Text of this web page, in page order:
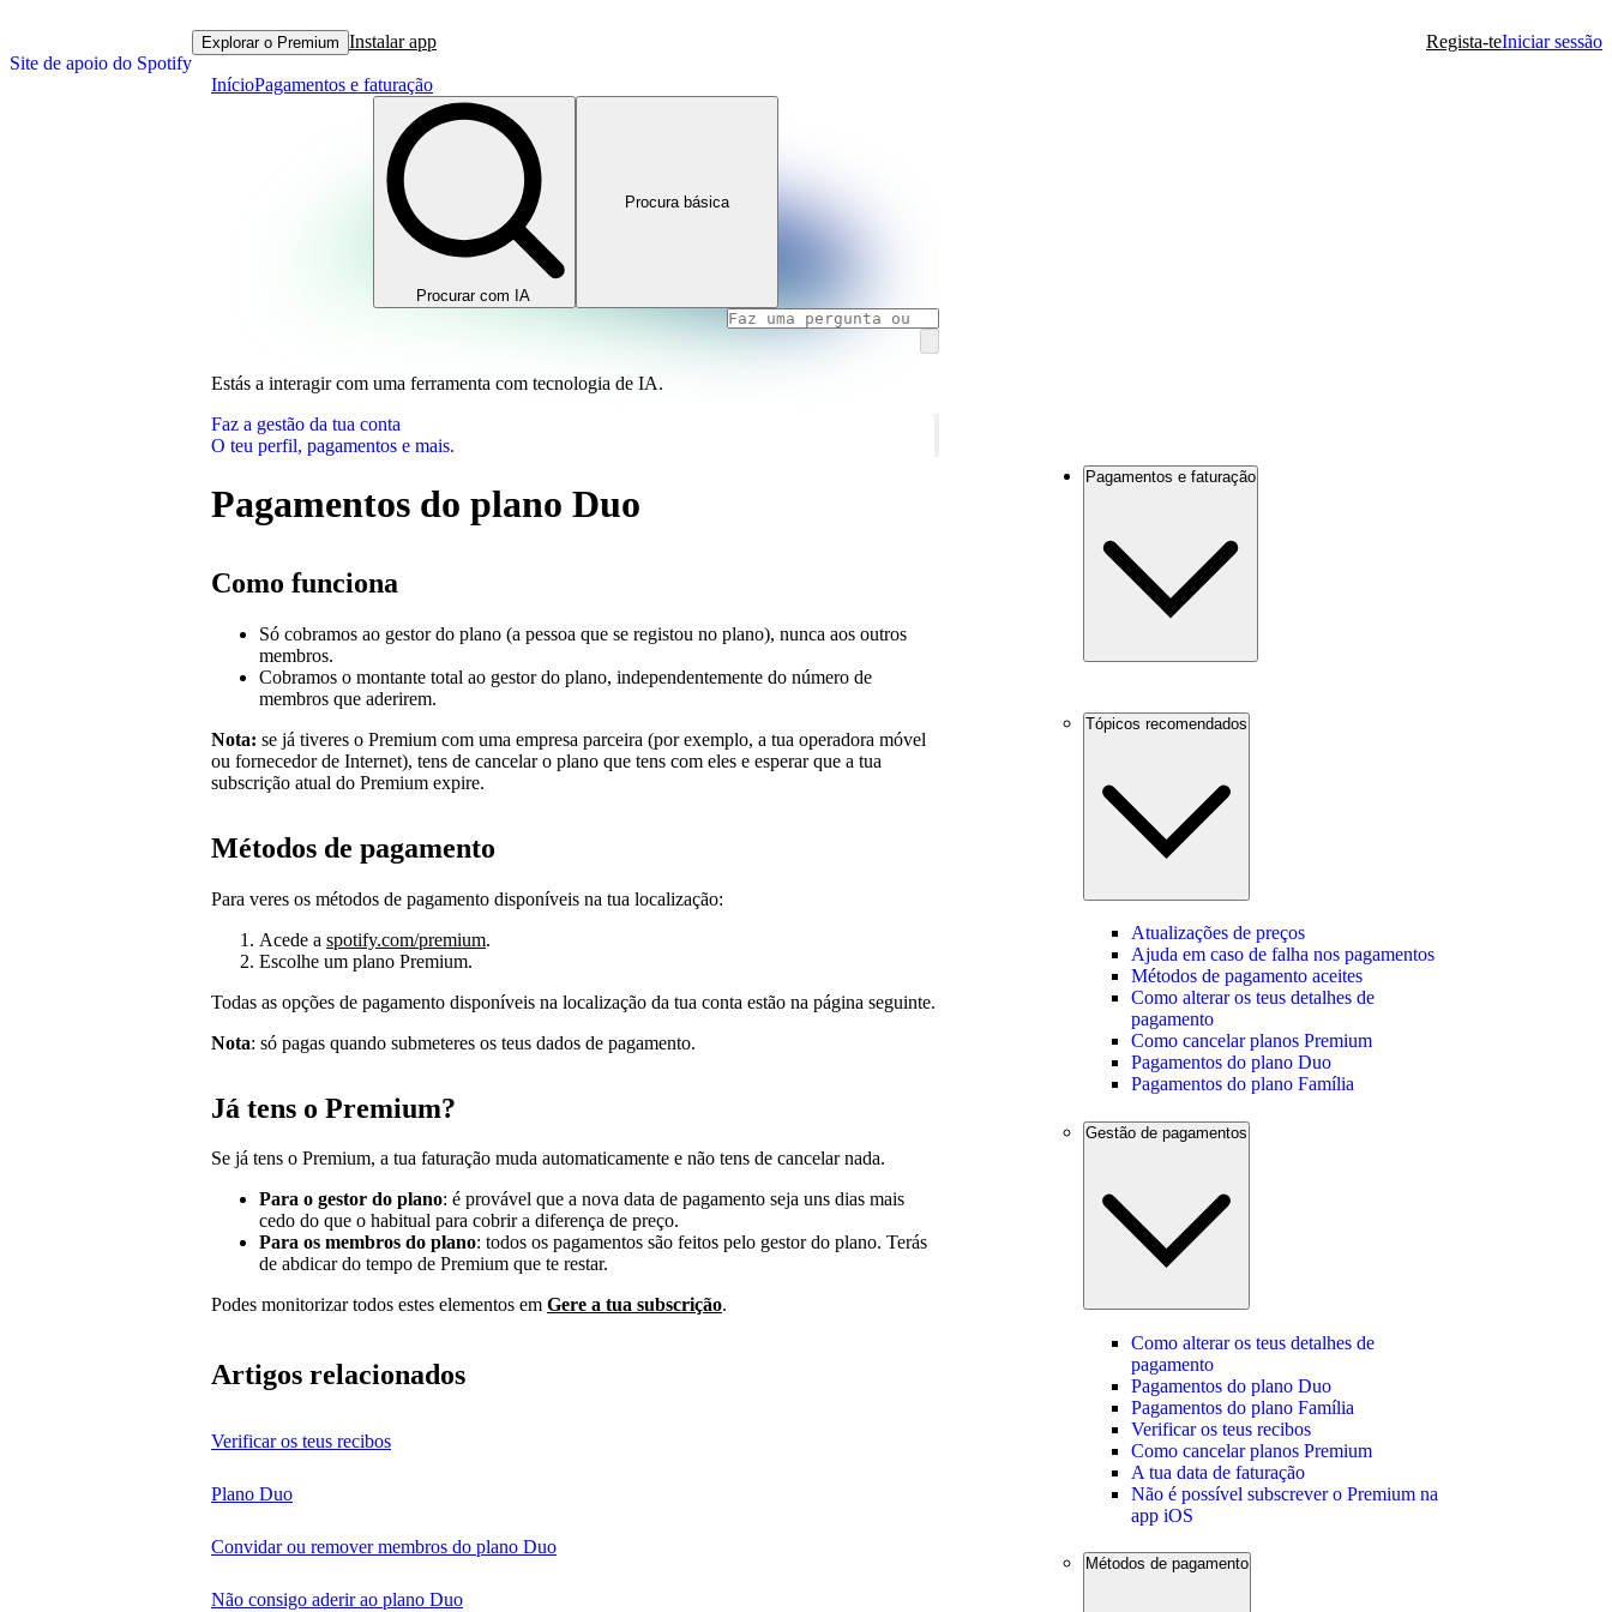
Site de apoio do Spotify
Explorar o Premium Instalar app Regista-teIniciar sessão
InícioPagamentos e faturação
Procurar com IA
Procura básica
Estás a interagir com uma ferramenta com tecnologia de IA.
Faz a gestão da tua conta
O teu perfil, pagamentos e mais.
Pagamentos do plano Duo
Como funciona
Só cobramos ao gestor do plano (a pessoa que se registou no plano), nunca aos outros
membros.
Cobramos o montante total ao gestor do plano, independentemente do número de
membros que aderirem.
Nota: se já tiveres o Premium com uma empresa parceira (por exemplo, a tua operadora móvel
ou fornecedor de Internet), tens de cancelar o plano que tens com eles e esperar que a tua
subscrição atual do Premium expire.
Métodos de pagamento
Para veres os métodos de pagamento disponíveis na tua localização:
Acede a spotify.com/premium.
Escolhe um plano Premium.
Todas as opções de pagamento disponíveis na localização da tua conta estão na página seguinte.
Nota: só pagas quando submeteres os teus dados de pagamento.
Já tens o Premium?
Se já tens o Premium, a tua faturação muda automaticamente e não tens de cancelar nada.
Para o gestor do plano: é provável que a nova data de pagamento seja uns dias mais
cedo do que o habitual para cobrir a diferença de preço.
Para os membros do plano: todos os pagamentos são feitos pelo gestor do plano. Terás
de abdicar do tempo de Premium que te restar.
Podes monitorizar todos estes elementos em Gere a tua subscrição.
Artigos relacionados
Verificar os teus recibos
Plano Duo
Convidar ou remover membros do plano Duo
Não consigo aderir ao plano Duo
Pagamentos e faturação
Tópicos recomendados
Atualizações de preços
Ajuda em caso de falha nos pagamentos
Métodos de pagamento aceites
Como alterar os teus detalhes de
pagamento
Como cancelar planos Premium
Pagamentos do plano Duo
Pagamentos do plano Família
Gestão de pagamentos
Como alterar os teus detalhes de
pagamento
Pagamentos do plano Duo
Pagamentos do plano Família
Verificar os teus recibos
Como cancelar planos Premium
A tua data de faturação
Não é possível subscrever o Premium na
app iOS
Métodos de pagamento